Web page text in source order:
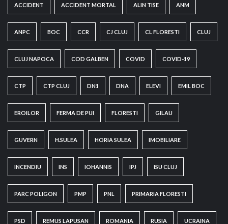
ACCIDENT ACCIDENT MORTAL ALIN TISE ANM
ANPC BOC CCR CJ CLUJ CL FLORESTI CLUJ
CLUJ NAPOCA COD GALBEN COVID COVID-19
CTP CTP CLUJ DN1 DNA ELEVI EMIL BOC
EROILOR FERMA DE PUI FLORESTI GILAU
GUVERN H.SULEA HORIA SULEA IMOBILIARE
INCENDIU INS IOHANNIS IPJ ISU CLUJ
PARC POLIGON PMP PNL PRIMARIA FLORESTI
PSD REMUS LAPUSAN ROMANIA RUSIA UCRAINA